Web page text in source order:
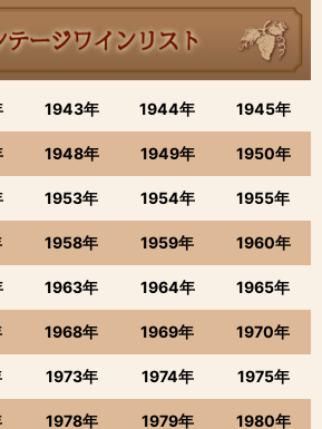
1943年 1944年 1945年
1948年 1949年 1950年
1953年 1954年 1955年
1958年 1959年 1960年
1963年 1964年 1965年
1968年 1969年 1970年
1973年 1974年 1975年
1978年 1979年 1980年